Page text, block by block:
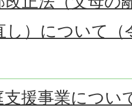
し）について（
援事業につい